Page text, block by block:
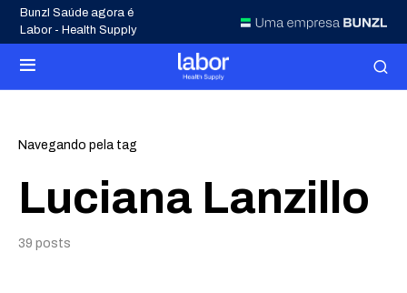
Bunzl Saúde agora é
Labor - Health Supply
Navegando pela tag
Luciana Lanzillo
39 posts